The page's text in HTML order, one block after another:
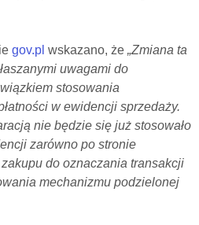
gov.pl wskazano, że „Zmiana ta
uwagami do
stosowania
w ewidencji sprzedaży.
nie będzie się już stosowało
zarówno po stronie
do oznaczania transakcji
mechanizmu podzielonej